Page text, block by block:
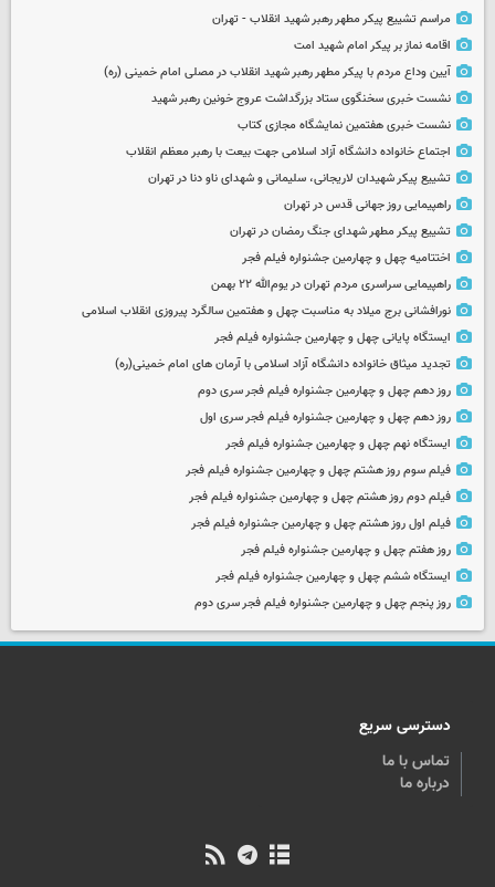
مراسم تشییع پیکر مطهر رهبر شهید انقلاب - تهران
اقامه نماز بر پیکر امام شهید امت
آیین وداع مردم با پیکر مطهر رهبر شهید انقلاب در مصلی امام خمینی (ره)
نشست خبری سخنگوی ستاد بزرگداشت عروج خونین رهبر شهید
نشست خبری هفتمین نمایشگاه مجازی کتاب
اجتماع خانواده دانشگاه آزاد اسلامی جهت بیعت با رهبر معظم انقلاب
تشییع پیکر شهیدان لاریجانی، سلیمانی و شهدای ناو دنا در تهران
راهپیمایی روز جهانی قدس در تهران
تشییع پیکر مطهر شهدای جنگ رمضان در تهران
اختتامیه چهل و چهارمین جشنواره فیلم فجر
راهپیمایی سراسری مردم تهران در یوم‌الله ۲۲ بهمن
نورافشانی برج میلاد به مناسبت چهل‌ و هفتمین سالگرد پیروزی انقلاب اسلامی
ایستگاه پایانی چهل و چهارمین جشنواره فیلم فجر
تجدید میثاق خانواده دانشگاه آزاد اسلامی با آرمان های امام خمینی(ره)
روز دهم چهل و چهارمین جشنواره فیلم فجر سری دوم
روز دهم چهل و چهارمین جشنواره فیلم فجر سری اول
ایستگاه نهم چهل و چهارمین جشنواره فیلم فجر
فیلم سوم روز هشتم چهل و چهارمین جشنواره فیلم فجر
فیلم دوم روز هشتم چهل و چهارمین جشنواره فیلم فجر
فیلم اول روز هشتم چهل و چهارمین جشنواره فیلم فجر
روز هفتم چهل و چهارمین جشنواره فیلم فجر
ایستگاه ششم چهل و چهارمین جشنواره فیلم فجر
روز پنجم چهل و چهارمین جشنواره فیلم فجر سری دوم
دسترسی سریع
تماس با ما
درباره ما